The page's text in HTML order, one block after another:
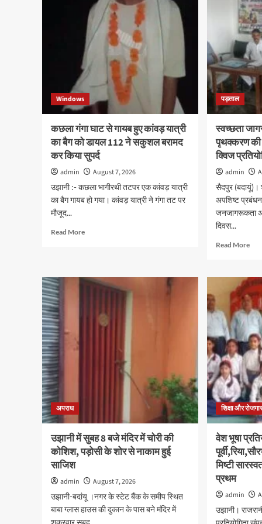
Windows
कछला गंगा घाट से गायब हुए कांवड़ यात्री
का बैग को डायल 112 ने सकुशल बरामद
कर किया सुपर्द
admin
August 7, 2026
उझानी :- कछला भागीरथी तटपर एक कांवड़ यात्री
का बैग गायब हो गया। कांवड़ यात्री ने गंगा तट पर
मौजूद...
Read MoreRead
कर
किया
पड़ताल
स्वच्छता
पृथक्करण की
क्विज
admin
सैदपुर (बदायूं)।
अपशिष्ट
जनजागरूकता
दिवस...
Read MoreRead
में
की
दी
व
के
हुए
अपराध
उझानी में सुबह 8 बजे मंदिर में चोरी की
कोशिश, पड़ोसी के शोर से नाकाम हुई
साजिश
admin
August 7, 2026
उझानी-बदांयू ।नगर के स्टेट बैंक के समीप स्थित
बाबा ग्लास हाउस की दुकान के पास बने मंदिर में
शुक्रवार सुबह...
शिक्षा और
वेश भूषा
मिष्टी
प्रथम
admin
उझानी।